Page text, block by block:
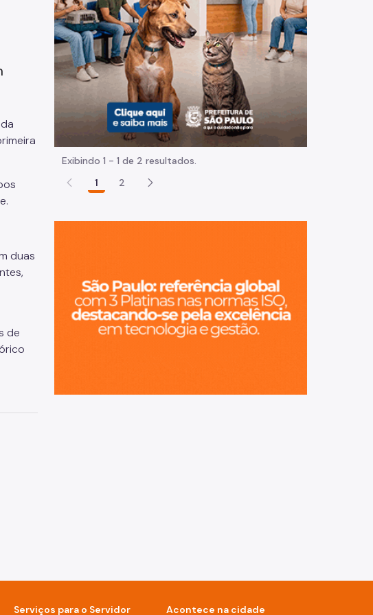
Normas e procedimentos
da
duas
,
de
Exibindo 1 - 1 de 2 resultados.
1
2
Serviços para o Servidor Acontece na cidade